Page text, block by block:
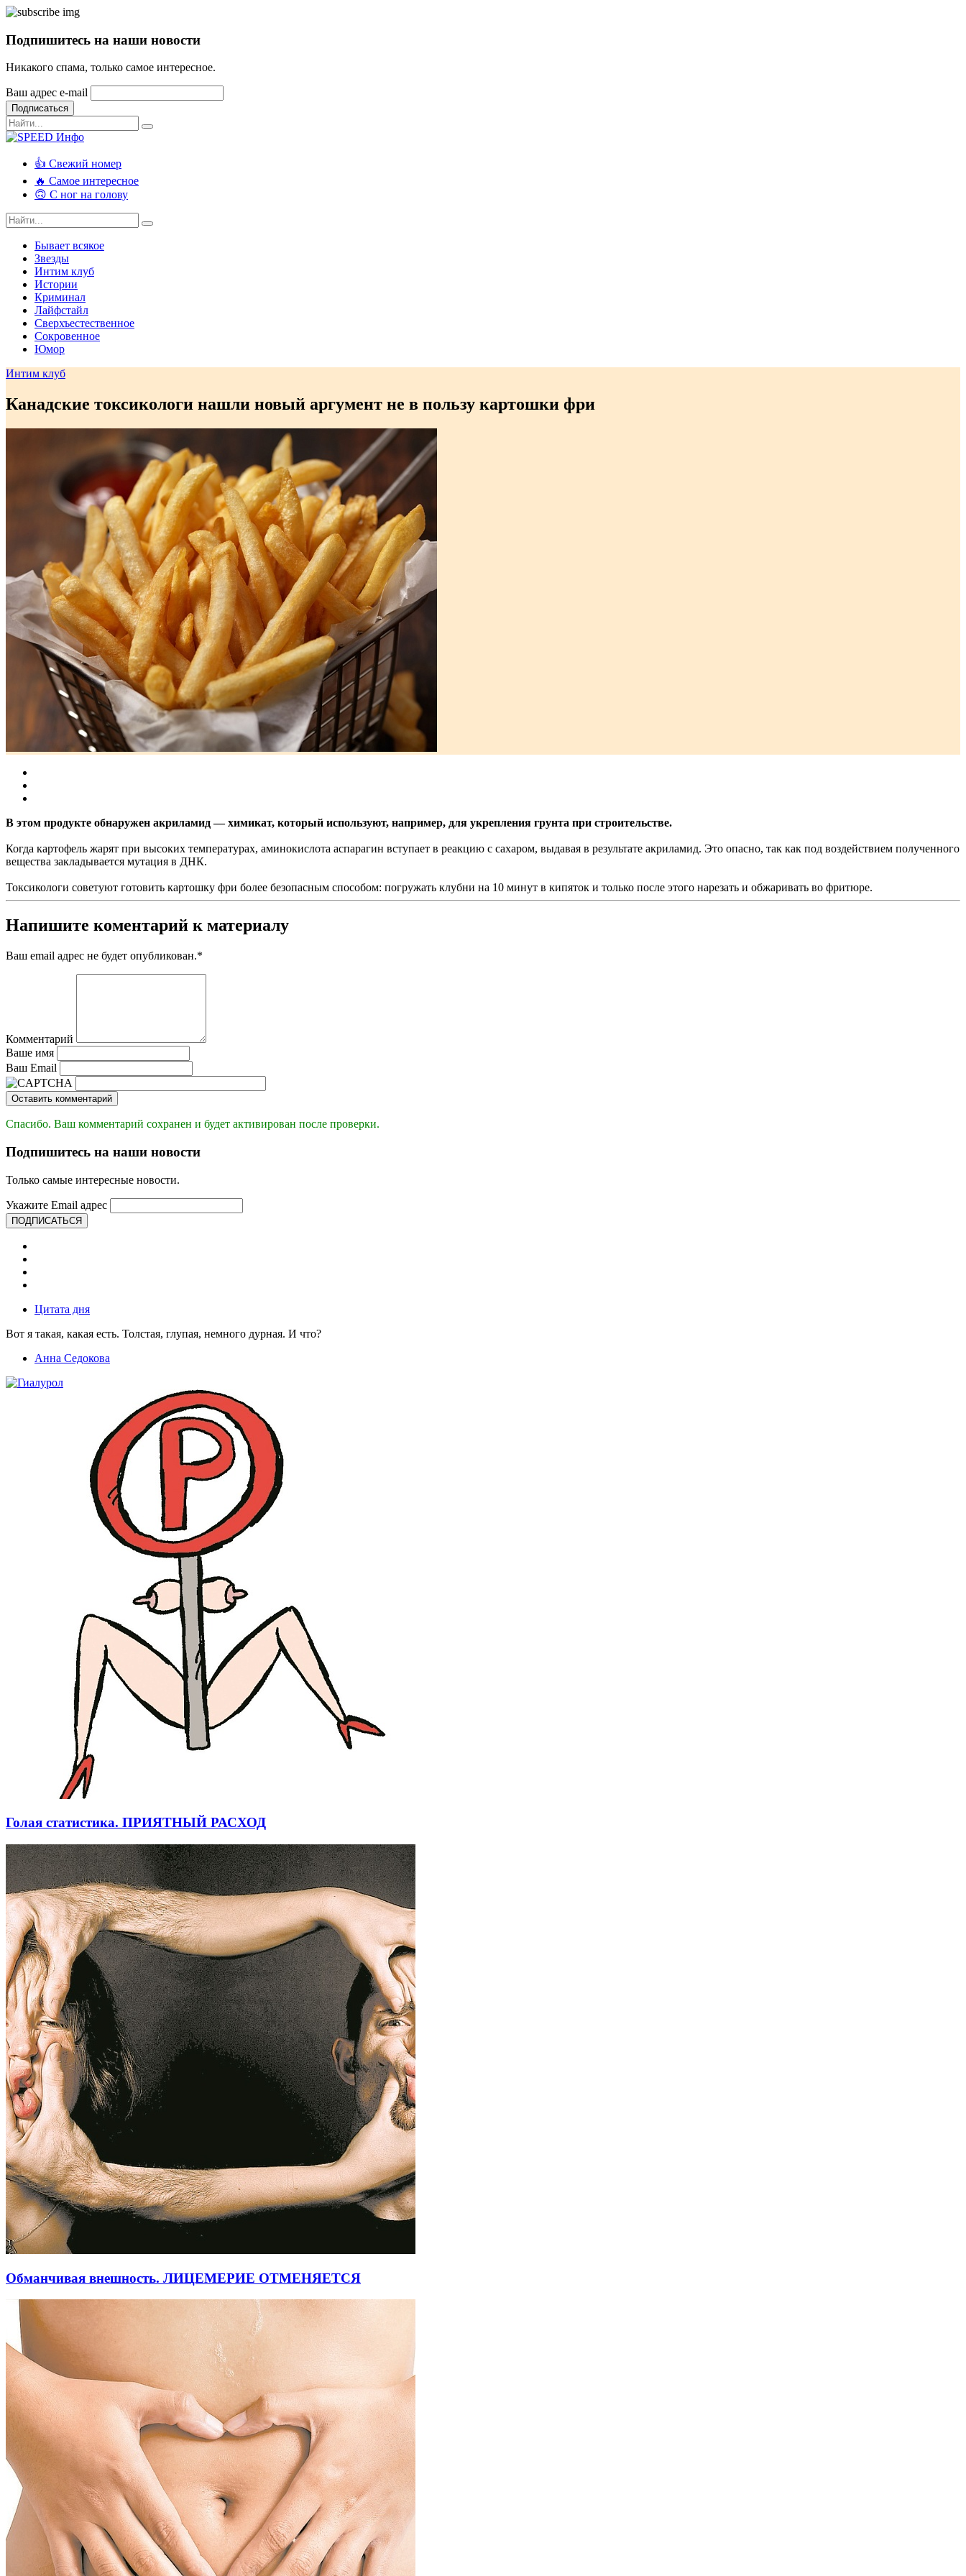
Подпишитесь на наши новости
Никакого спама, только самое интересное.
Ваш адрес e-mail
Подписаться
👍 Свежий номер
🔥 Самое интересное
🙃 С ног на голову
Бывает всякое
Звезды
Интим клуб
Истории
Криминал
Лайфстайл
Сверхъестественное
Сокровенное
Юмор
Интим клуб
Канадские токсикологи нашли новый аргумент не в пользу картошки фри
В этом продукте обнаружен акриламид — химикат, который используют, например, для укрепления грунта при строительстве.
Когда картофель жарят при высоких температурах, аминокислота аспарагин вступает в реакцию с сахаром, выдавая в результате акриламид. Это опасно, так как под воздействием полученного
вещества закладывается мутация в ДНК.
Токсикологи советуют готовить картошку фри более безопасным способом: погружать клубни на 10 минут в кипяток и только после этого нарезать и обжаривать во фритюре.
Напишите коментарий к материалу
Ваш email адрес не будет опубликован.*
Комментарий
Ваше имя
Ваш Email
Оставить комментарий
Спасибо. Ваш комментарий сохранен и будет активирован после проверки.
Подпишитесь на наши новости
Только самые интересные новости.
Укажите Email адрес
ПОДПИСАТЬСЯ
Цитата дня
Вот я такая, какая есть. Толстая, глупая, немного дурная. И что?
Анна Седокова
Голая статистика. ПРИЯТНЫЙ РАСХОД
Обманчивая внешность. ЛИЦЕМЕРИЕ ОТМЕНЯЕТСЯ